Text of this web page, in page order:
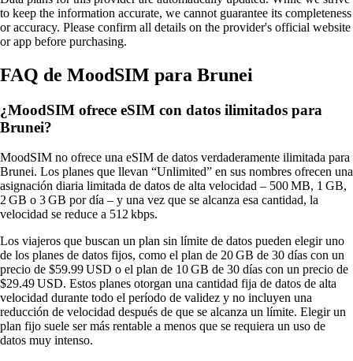
to keep the information accurate, we cannot guarantee its completeness
or accuracy. Please confirm all details on the provider's official website
or app before purchasing.
FAQ de MoodSIM para Brunei
¿MoodSIM ofrece eSIM con datos ilimitados para
Brunei?
MoodSIM no ofrece una eSIM de datos verdaderamente ilimitada para
Brunei. Los planes que llevan “Unlimited” en sus nombres ofrecen una
asignación diaria limitada de datos de alta velocidad – 500 MB, 1 GB,
2 GB o 3 GB por día – y una vez que se alcanza esa cantidad, la
velocidad se reduce a 512 kbps.
Los viajeros que buscan un plan sin límite de datos pueden elegir uno
de los planes de datos fijos, como el plan de 20 GB de 30 días con un
precio de $59.99 USD o el plan de 10 GB de 30 días con un precio de
$29.49 USD. Estos planes otorgan una cantidad fija de datos de alta
velocidad durante todo el período de validez y no incluyen una
reducción de velocidad después de que se alcanza un límite. Elegir un
plan fijo suele ser más rentable a menos que se requiera un uso de
datos muy intenso.